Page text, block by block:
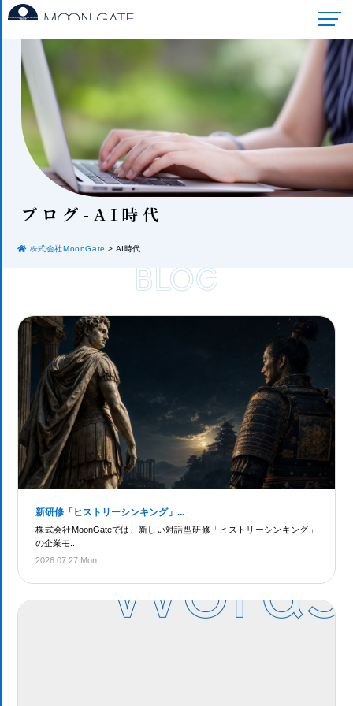
ブロ グ-AI時代
株式会社MoonGate > AI時代
BLOG
新研修「ヒストリーシンキング」...
株式会社MoonGateでは、新しい対話型研修「ヒストリーシンキング」
の企業モ...
2026.07.27 Mon